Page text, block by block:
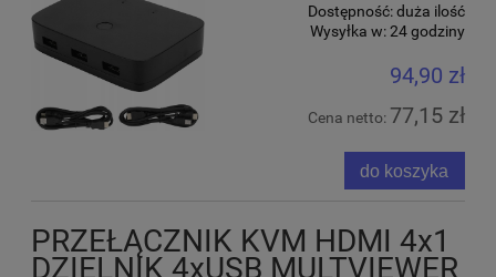
Dostępność:duża ilość
Wysyłka w:24 godziny
94,90 zł
Cena netto: 77,15 zł
do koszyka
PRZEŁĄCZNIK KVM HDMI 4x1
DZIELNIK 4xUSB MULTVIEWER